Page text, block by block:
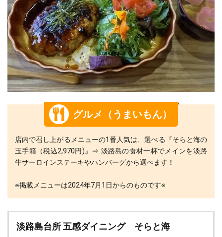
グルメ（うまいもん）
店内で召し上がるメニューの1番人気は、選べる『そらと海の
玉手箱（税込2,970円)』⇒ 淡路島の食材一杯でメインを淡路
牛サーロインステーキやハンバーグから選べます！
※掲載メニューは2024年7月1日からのものです※
淡路島台所 五感ダイニング そらと海